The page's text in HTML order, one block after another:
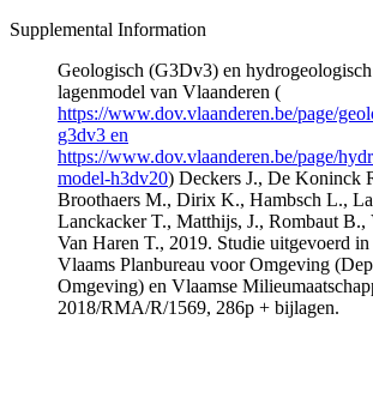
Supplemental Information
Geologisch (G3Dv3) en
lagenmodel van Vlaanderen (
https://www.dov.vlaanderen.be/page/
g3dv3 en
https://www.dov.vlaanderen.be/page/
model-h3dv20) Deckers J., De Koninck
Broothaers M., Dirix K., Hambsch L.,
Lanckacker T., Matthijs, J., Rombaut
Van Haren T., 2019. Studie uitgevoerd
Vlaams Planbureau voor Omgeving
Omgeving) en Vlaamse
2018/RMA/R/1569, 286p + bijlagen.